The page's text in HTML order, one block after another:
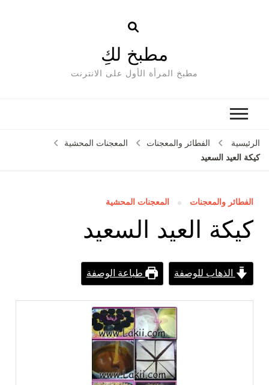
مطبخ لكِ
مطبخ المرأة الأول على الانترنت
الرئيسية الفطائر والمعجنات
المعجنات المحشية
كيكة العيد السعيد
الفطائر والمعجنات المعجنات المحشية
كيكة العيد السعيد
الذهاب للوصفة طباعة الوصفة